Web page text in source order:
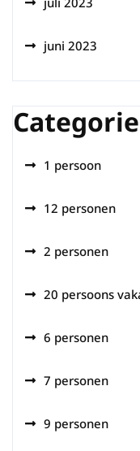
juni 2023
1 persoon
12 personen
2 personen
20 persoons
6 personen
7 personen
9 personen